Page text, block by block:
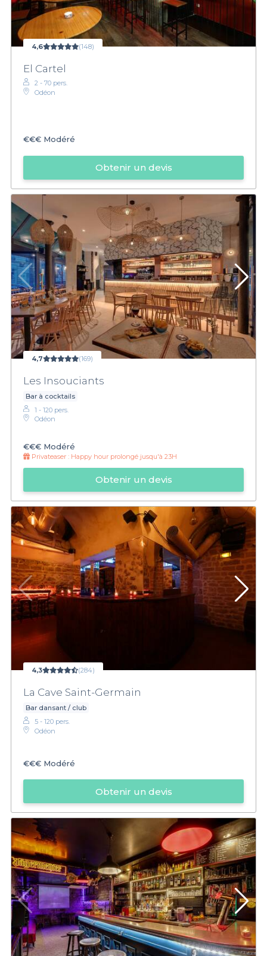
4,6 (148)
El Cartel
2 - 70 pers.
Odéon
€€€ Modéré
Obtenir un devis
4,7 (169)
Les Insouciants
Bar à cocktails
1 - 120 pers.
Odéon
€€€ Modéré
Privateaser : Happy hour prolongé jusqu'à 23H
Obtenir un devis
4,3 (284)
La Cave Saint-Germain
Bar dansant / club
5 - 120 pers.
Odéon
€€€ Modéré
Obtenir un devis